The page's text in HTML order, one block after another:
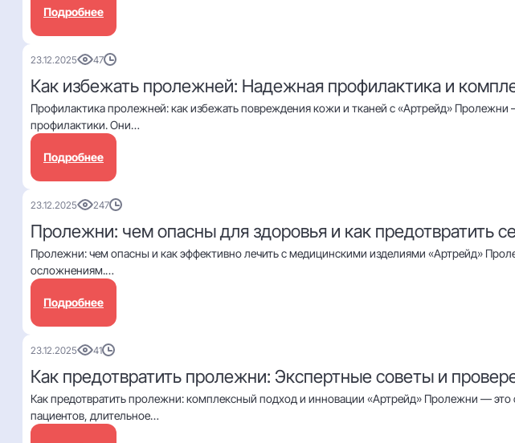
Подробнее
23.12.2025 47
Как избежать пролежней: Надежная профилактика и
Профилактика пролежней: как избежать повреждения кожи и тканей с «Артрейд»
профилактики. Они…
Подробнее
23.12.2025 247
Пролежни: чем опасны для здоровья и как предотвратить
Пролежни: чем опасны и как эффективно лечить с медицинскими изделиями «Артрейд»
осложнениям.…
Подробнее
23.12.2025 41
Как предотвратить пролежни: Экспертные советы и
Как предотвратить пролежни: комплексный подход и инновации «Артрейд» Пролежни —
пациентов, длительное…